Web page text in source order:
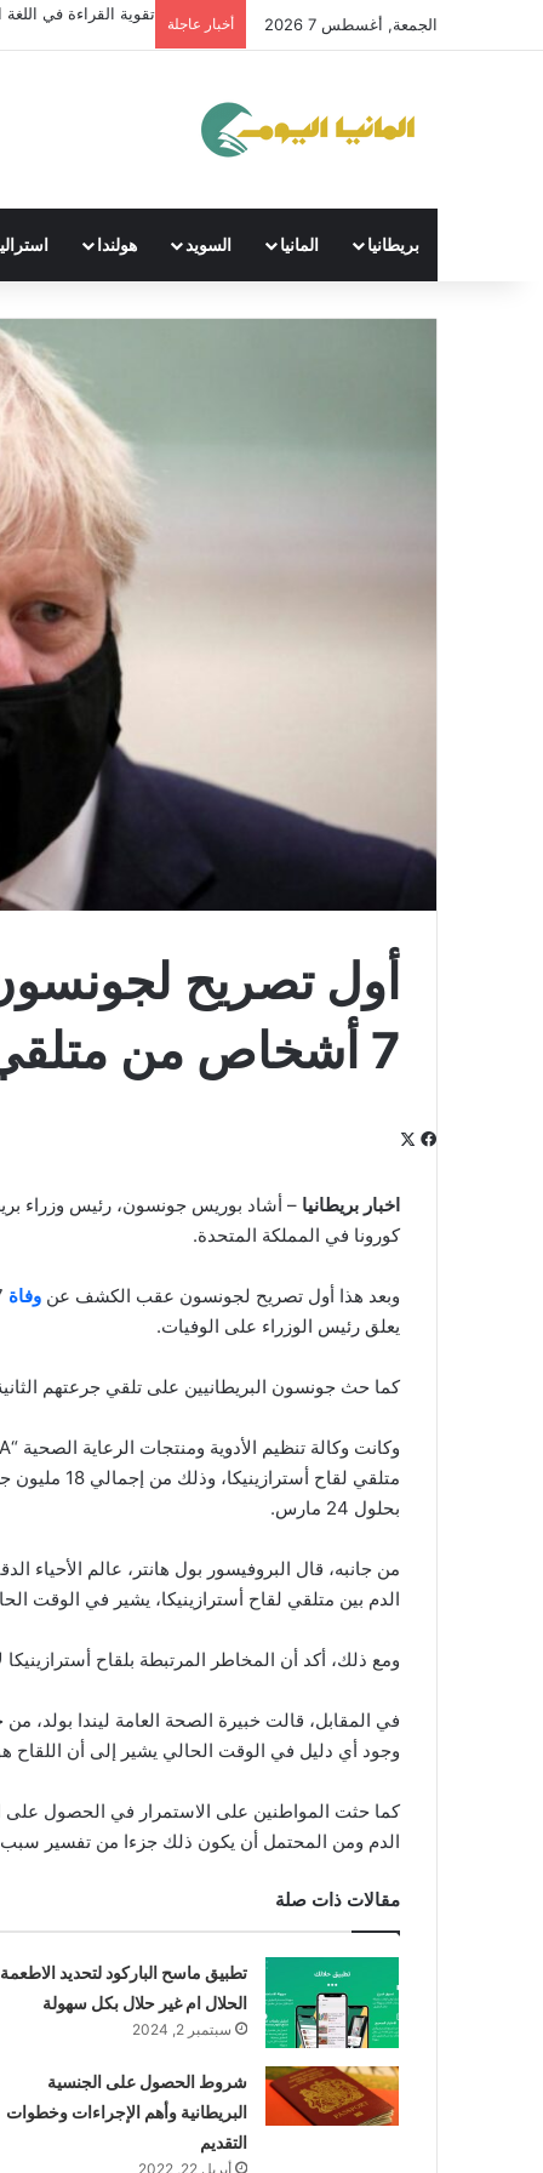
الجمعة, أغسطس 7 2026 أخبار عاجلة
تقوية القراءة في اللغة
بريطانيا المانيا السويد هولندا
أول تصريح
7 أشخاص من متلقي لقاح أسترازينيكا
فيسبوك
اخبار بريطانيا
كورونا في المملكة المتحدة.
وبعد هذا أول تصريح لجونسون عقب الكشف عن وفاة
يعلق رئيس الوزراء على الوفيات.
كما حث جونسون البريطانيين على تلقي جرعتهم
متلقي لقاح
بحلول 24 مارس.
من جانبه، قال البروفيسور بول هانتر، عالم
الدم بين متلقي لقاح أسترازينيكا، يشير في الوقت
ومع ذلك، أكد أن المخاطر المرتبطة بلقاح
في المقابل، قالت خبيرة الصحة العامة ليندا بولد،
وجود أي دليل في الوقت الحالي يشير إلى أن اللقاح
كما حثت المواطنين على الاستمرار في الحصول على
الدم ومن المحتمل أن يكون ذلك جزءا من تفسير سبب
مقالات ذات صلة
تطبيق ماسح الباركود لتحديد الاطعمة
الحلال ام غير حلال بكل سهولة
سبتمبر 2, 2024
شروط الحصول على الجنسية
البريطانية وأهم الإجراءات وخطوات
التقديم
أبريل 22, 2022